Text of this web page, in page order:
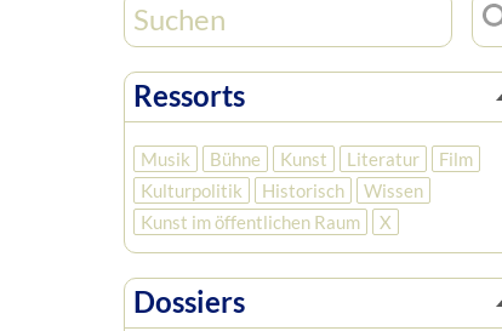
Ressorts
Musik Bühne Kunst Literatur
Film
Kulturpolitik
Historisch
Wissen
Kunst im öffentlichen Raum
X
Dossiers